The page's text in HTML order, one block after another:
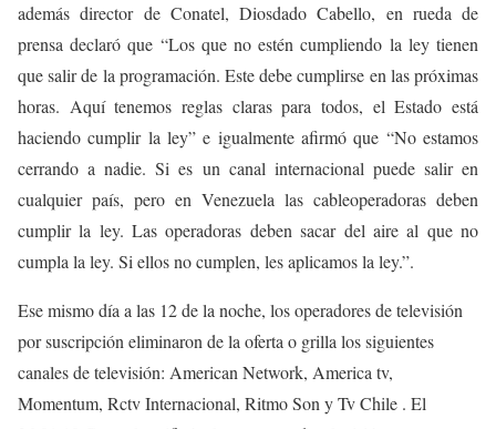
además director de Conatel, Diosdado Cabello, en rueda de
prensa declaró que “Los que no estén cumpliendo la ley tienen
que salir de la programación. Este debe cumplirse en las próximas
horas. Aquí tenemos reglas claras para todos, el Estado está
haciendo cumplir la ley” e igualmente afirmó que “No estamos
cerrando a nadie. Si es un canal internacional puede salir en
cualquier país, pero en Venezuela las cableoperadoras deben
cumplir la ley. Las operadoras deben sacar del aire al que no
cumpla la ley. Si ellos no cumplen, les aplicamos la ley.”.
Ese mismo día a las 12 de la noche, los operadores de televisión
por suscripción eliminaron de la oferta o grilla los siguientes
canales de televisión: American Network, America tv,
Momentum, Rctv Internacional, Ritmo Son y Tv Chile . El